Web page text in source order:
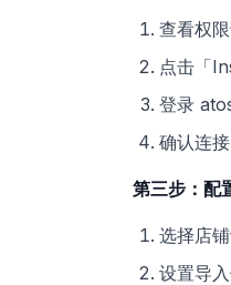
查看权
点击「
登录
确认连接
第三步：配
选择店
设置导